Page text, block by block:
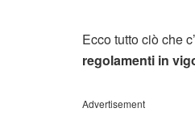
Ecco tutto ciò che
regolamenti in
Advertisement